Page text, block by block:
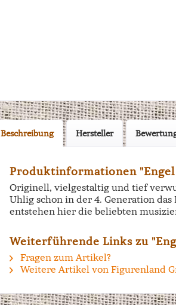
Beschreibung Hersteller
Produktinformationen
Originell, vielgestaltig und tief
Uhlig schon in der 4. Generation
entstehen hier die beliebten
Weiterführende Links zu
Fragen zum Artikel?
Weitere Artikel von Figurenland